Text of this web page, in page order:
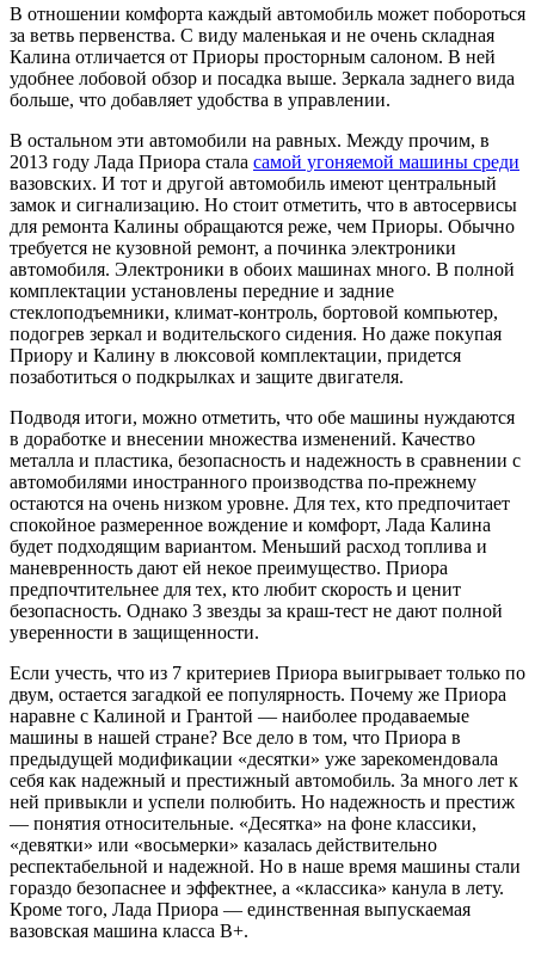
В отношении комфорта каждый автомобиль может побороться
за ветвь первенства. С виду маленькая и не очень складная
Калина отличается от Приоры просторным салоном. В ней
удобнее лобовой обзор и посадка выше. Зеркала заднего вида
больше, что добавляет удобства в управлении.
В остальном эти автомобили на равных. Между прочим, в
2013 году Лада Приора стала самой угоняемой машины среди
вазовских. И тот и другой автомобиль имеют центральный
замок и сигнализацию. Но стоит отметить, что в автосервисы
для ремонта Калины обращаются реже, чем Приоры. Обычно
требуется не кузовной ремонт, а починка электроники
автомобиля. Электроники в обоих машинах много. В полной
комплектации установлены передние и задние
стеклоподъемники, климат-контроль, бортовой компьютер,
подогрев зеркал и водительского сидения. Но даже покупая
Приору и Калину в люксовой комплектации, придется
позаботиться о подкрылках и защите двигателя.
Подводя итоги, можно отметить, что обе машины нуждаются
в доработке и внесении множества изменений. Качество
металла и пластика, безопасность и надежность в сравнении с
автомобилями иностранного производства по-прежнему
остаются на очень низком уровне. Для тех, кто предпочитает
спокойное размеренное вождение и комфорт, Лада Калина
будет подходящим вариантом. Меньший расход топлива и
маневренность дают ей некое преимущество. Приора
предпочтительнее для тех, кто любит скорость и ценит
безопасность. Однако 3 звезды за краш-тест не дают полной
уверенности в защищенности.
Если учесть, что из 7 критериев Приора выигрывает только по
двум, остается загадкой ее популярность. Почему же Приора
наравне с Калиной и Грантой — наиболее продаваемые
машины в нашей стране? Все дело в том, что Приора в
предыдущей модификации «десятки» уже зарекомендовала
себя как надежный и престижный автомобиль. За много лет к
ней привыкли и успели полюбить. Но надежность и престиж
— понятия относительные. «Десятка» на фоне классики,
«девятки» или «восьмерки» казалась действительно
респектабельной и надежной. Но в наше время машины стали
гораздо безопаснее и эффектнее, а «классика» канула в лету.
Кроме того, Лада Приора — единственная выпускаемая
вазовская машина класса В+.